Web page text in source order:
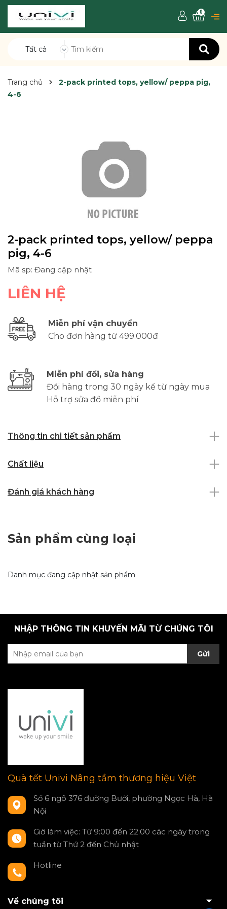
Tất cả
0
Trang chủ
2-pack printed tops, yellow/ peppa pig,
4-6
2-pack printed tops, yellow/ peppa
pig, 4-6
Mã sp: Đang cập nhật
LIÊN HỆ
Miễn phí vận chuyển
Cho đơn hàng từ 499.000đ
Miễn phí đổi, sửa hàng
Đổi hàng trong 30 ngày kể từ ngày mua
Hỗ trợ sửa đồ miễn phí
Thông tin chi tiết sản phẩm
Chất liệu
Đánh giá khách hàng
Sản phẩm cùng loại
Danh mục đang cập nhật sản phẩm
NHẬP THÔNG TIN KHUYẾN MÃI TỪ CHÚNG TÔI
Gửi
Quà tết Univi Nâng tầm thương hiệu Việt
Số 6 ngõ 376 đường Bưởi, phường Ngọc Hà, Hà
Nội
Giờ làm việc: Từ 9:00 đến 22:00 các ngày trong
tuần từ Thứ 2 đến Chủ nhật
Hotline
Về chúng tôi